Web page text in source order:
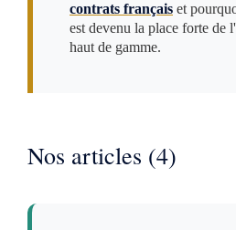
contrats français et
est devenu la place forte de l'
haut de gamme.
Nos articles (4)